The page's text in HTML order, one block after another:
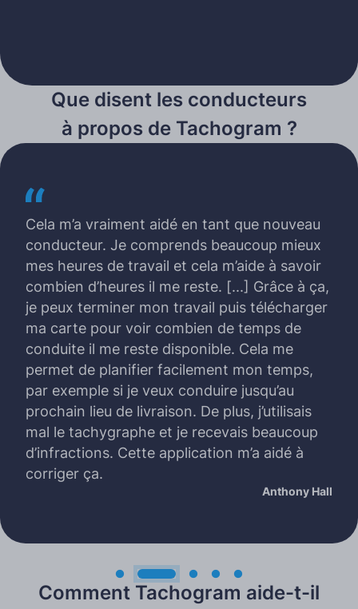
Que disent les conducteurs
à propos de Tachogram ?
Cela m’a vraiment aidé en tant que nouveau
conducteur. Je comprends beaucoup mieux
mes heures de travail et cela m’aide à savoir
combien d’heures il me reste. [...] Grâce à ça,
je peux terminer mon travail puis télécharger
ma carte pour voir combien de temps de
conduite il me reste disponible. Cela me
permet de planifier facilement mon temps,
par exemple si je veux conduire jusqu’au
prochain lieu de livraison. De plus, j’utilisais
mal le tachygraphe et je recevais beaucoup
d’infractions. Cette application m’a aidé à
corriger ça.
Anthony Hall
Comment Tachogram aide-t-il